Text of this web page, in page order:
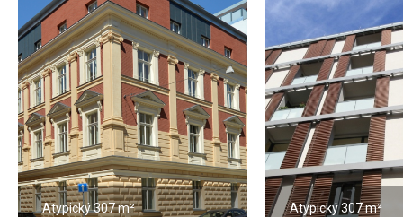
Atypický307 m² Atypický307 m²